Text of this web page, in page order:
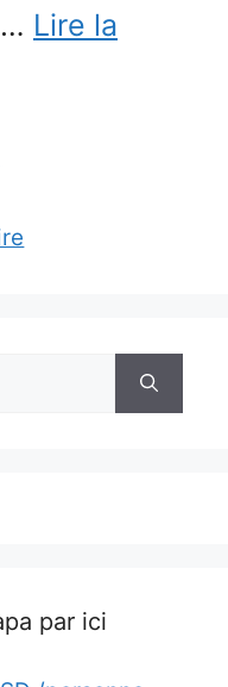
Lire la
par ici